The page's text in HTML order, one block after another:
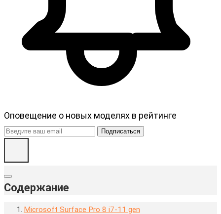
Оповещение о новых моделях в рейтинге
Подписаться
Содержание
Microsoft Surface Pro 8 i7-11 gen